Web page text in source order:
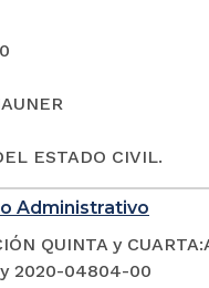
ESTADO CIVIL.
Administrativo
QUINTA y
2020-04804-00